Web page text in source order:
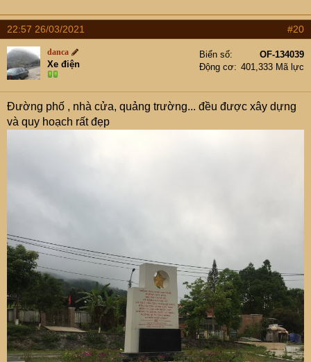
22:57 26/03/2021 #20
danca
Xe điện
Biển số
OF-134039
Động cơ
401,333 Mã lực
Đường phố , nhà cửa, quảng trường... đều được xây dựng
và quy hoạch rất đẹp